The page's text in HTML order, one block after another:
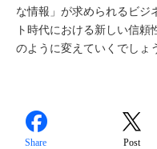
な情報」が求められるビジ
ト時代における新しい信
のように変えていくでしょ
Share Post